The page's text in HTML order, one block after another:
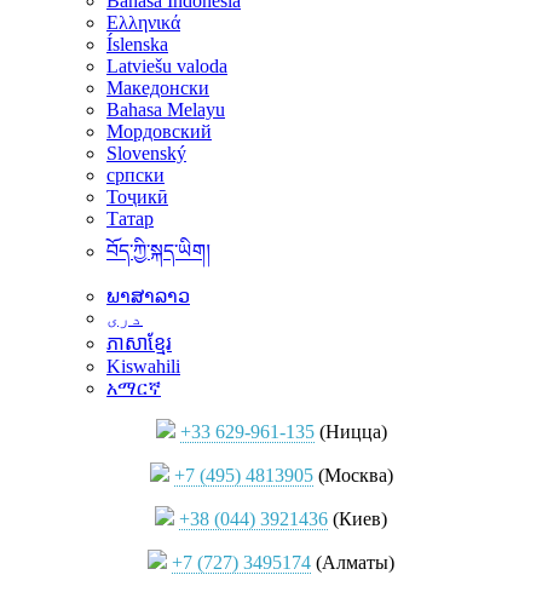
Ελληνικά
Íslenska
Latviešu valoda
Македонски
Bahasa Melayu
Мордовский
Slovenský
српски
Тоҷикӣ
Татар
བོད་ཀྱི་སྐད་ཡིག།
ພາສາລາວ
دری
ភាសាខ្មែរ
Kiswahili
አማርኛ
+33 629-961-135(Ницца)
+7 (495) 4813905(Москва)
+38 (044) 3921436 (Киев)
+7 (727) 3495174 (Алматы)